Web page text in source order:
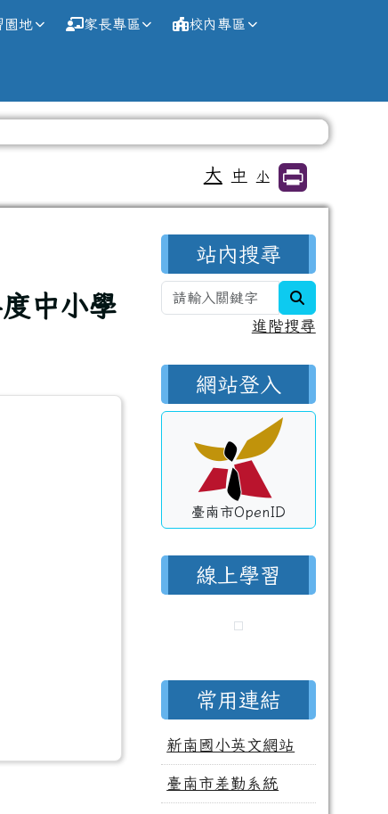
園地 家長專區 校內專區
大 中 小
中小學
右邊區域內容
站內搜尋
進階搜尋
網站登入
臺南市OpenID
線上學習
常用連結
新南國小英文網站
臺南市差勤系統